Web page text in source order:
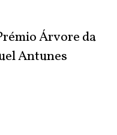
Árvore da
Antunes